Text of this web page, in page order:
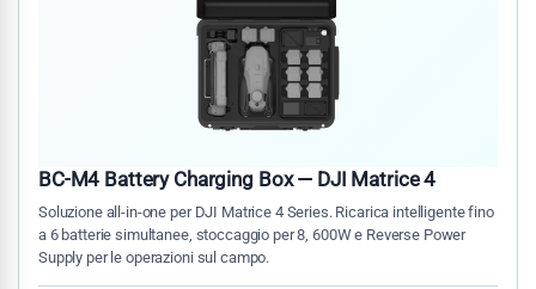
BC-M4 Battery Charging Box — DJI Matrice 4
Soluzione all-in-one per DJI Matrice 4 Series. Ricarica intelligente fino
a 6 batterie simultanee, stoccaggio per 8, 600W e Reverse Power
Supply per le operazioni sul campo.